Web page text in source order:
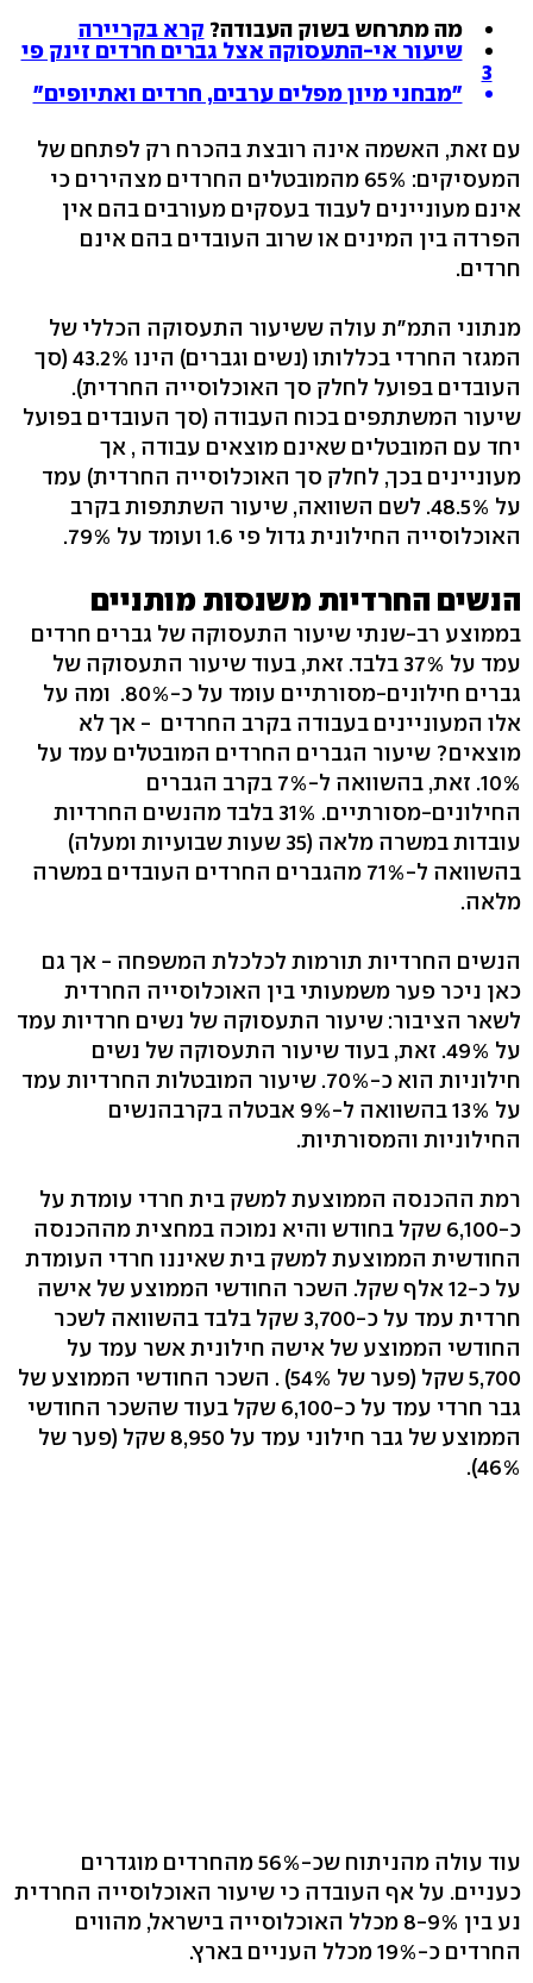
מה מתרחש בשוק העבודה? קרא בקריירה
שיעור אי-התעסוקה אצל גברים חרדים זינק פי
3
"מבחני מיון מפלים ערבים, חרדים ואתיופים"
עם זאת, האשמה אינה רובצת בהכרח רק לפתחם של
המעסיקים: 65% מהמובטלים החרדים מצהירים כי
אינם מעוניינים לעבוד בעסקים מעורבים בהם אין
הפרדה בין המינים או שרוב העובדים בהם אינם
חרדים.
מנתוני התמ"ת עולה ששיעור התעסוקה הכללי של
המגזר החרדי בכללותו (נשים וגברים) הינו 43.2% (סך
העובדים בפועל לחלק סך האוכלוסייה החרדית).
שיעור המשתתפים בכוח העבודה (סך העובדים בפועל
יחד עם המובטלים שאינם מוצאים עבודה , אך
מעוניינים בכך, לחלק סך האוכלוסייה החרדית) עמד
על 48.5%. לשם השוואה, שיעור השתתפות בקרב
האוכלוסייה החילונית גדול פי 1.6 ועומד על 79%.
הנשים החרדיות משנסות מותניים
בממוצע רב-שנתי שיעור התעסוקה של גברים חרדים
עמד על 37% בלבד. זאת, בעוד שיעור התעסוקה של
גברים חילונים-מסורתיים עומד על כ-80%. ומה על
אלו המעוניינים בעבודה בקרב החרדים - אך לא
מוצאים? שיעור הגברים החרדים המובטלים עמד על
10%. זאת, בהשוואה ל-7% בקרב הגברים
החילונים-מסורתיים. 31% בלבד מהנשים החרדיות
עובדות במשרה מלאה (35 שעות שבועיות ומעלה)
בהשוואה ל-71% מהגברים החרדים העובדים במשרה
מלאה.
הנשים החרדיות תורמות לכלכלת המשפחה - אך גם
כאן ניכר פער משמעותי בין האוכלוסייה החרדית
לשאר הציבור: שיעור התעסוקה של נשים חרדיות עמד
על 49%. זאת, בעוד שיעור התעסוקה של נשים
חילוניות הוא כ-70%. שיעור המובטלות החרדיות עמד
על 13% בהשוואה ל-9% אבטלה בקרבהנשים
החילוניות והמסורתיות.
רמת ההכנסה הממוצעת למשק בית חרדי עומדת על
כ-6,100 שקל בחודש והיא נמוכה במחצית מההכנסה
החודשית הממוצעת למשק בית שאיננו חרדי העומדת
על כ-12 אלף שקל. השכר החודשי הממוצע של אישה
חרדית עמד על כ-3,700 שקל בלבד בהשוואה לשכר
החודשי הממוצע של אישה חילונית אשר עמד על
5,700 שקל (פער של 54%) . השכר החודשי הממוצע של
גבר חרדי עמד על כ-6,100 שקל בעוד שהשכר החודשי
הממוצע של גבר חילוני עמד על 8,950 שקל (פער של
46%).
עוד עולה מהניתוח שכ-56% מהחרדים מוגדרים
כעניים. על אף העובדה כי שיעור האוכלוסייה החרדית
נע בין 8-9% מכלל האוכלוסייה בישראל, מהווים
החרדים כ-19% מכלל העניים בארץ.